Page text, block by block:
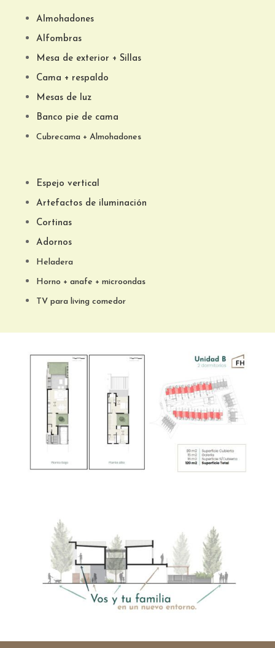
Almohadones
Alfombras
Mesa de exterior + Sillas
Cama + respaldo
Mesas de luz
Banco pie de cama
Cubrecama + Almohadones
Espejo vertical
Artefactos de iluminación
Cortinas
Adornos
Heladera
Horno + anafe + microondas
TV para living comedor